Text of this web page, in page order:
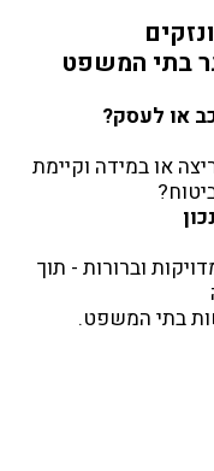
בתי המשפט
או לעסק?
בתי המשפט.